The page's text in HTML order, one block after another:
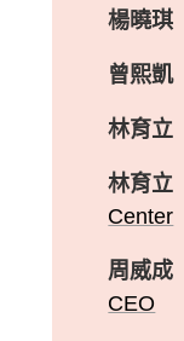
楊曉琪
曾熙凱
林育立
林育立
Center
周威成
CEO